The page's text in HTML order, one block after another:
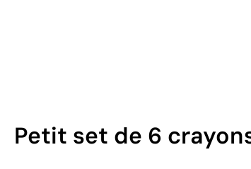
Petit set de 6